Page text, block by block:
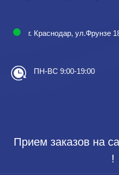
г. Краснодар, ул.Фрунзе
ПН-ВС 9:00-19:00
Прием заказов на
!